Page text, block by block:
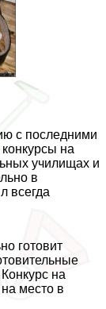
с последними
на
училищах и
в
всегда
готовит
на
место в